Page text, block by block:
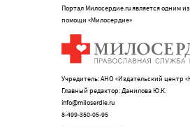
Портал Милосердие.ru является одним
помощи «Милосердие»
Учредитель: АНО «Издательский центр
Главный редактор: Данилова Ю.К.
info@miloserdie.ru
8-499-350-05-95